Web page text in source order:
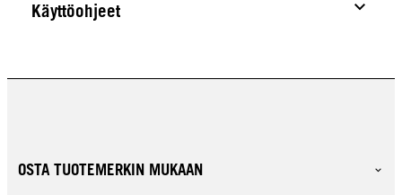
Käyttöohjeet
OSTA TUOTEMERKIN MUKAAN